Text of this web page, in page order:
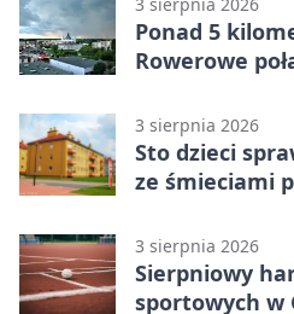
Ponad 5
Rowerowe
3 sierpnia 2026
Sto dzieci
ze śmieciami
3 sierpnia 2026
Sierpniowy
sportowych w